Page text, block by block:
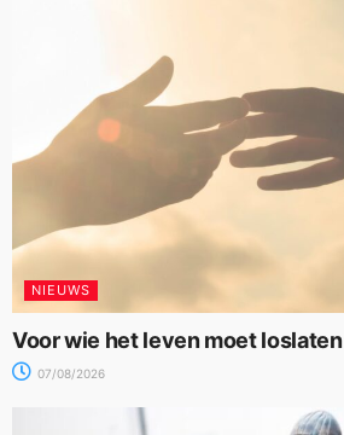
NIEUWS
Voor wie het leven moet loslaten
07/08/2026